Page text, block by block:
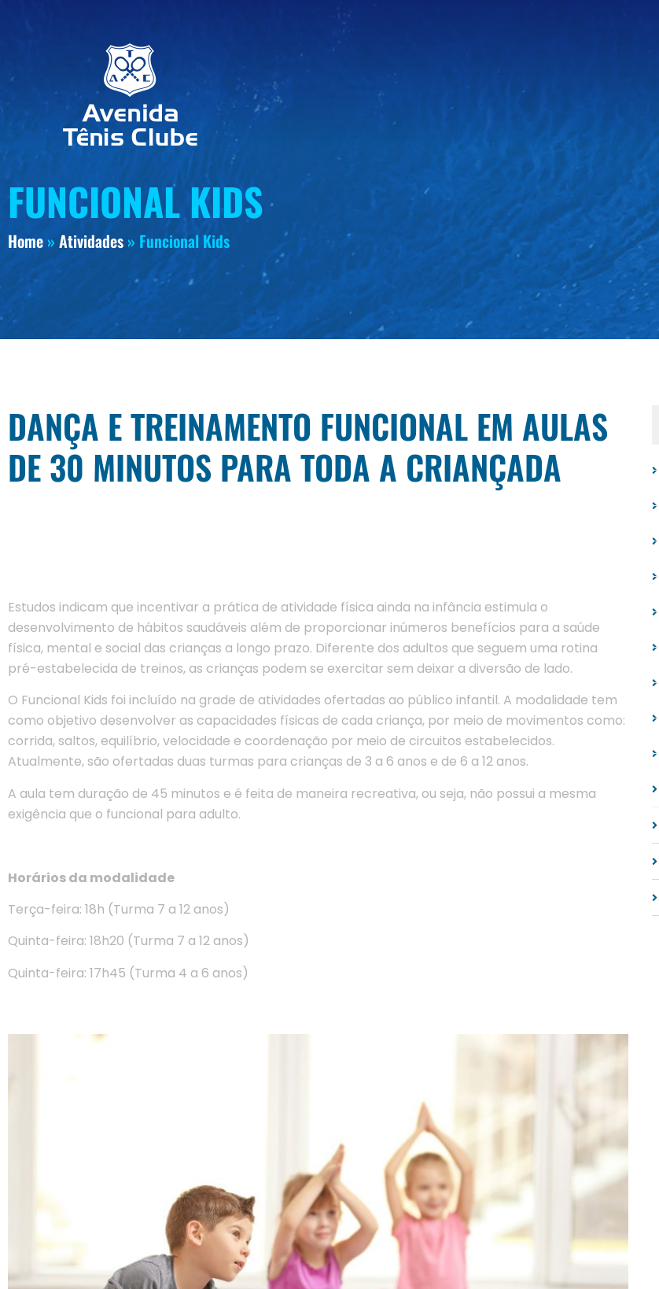
FUNCIONAL KIDS
Home » Atividades » Funcional Kids
DANÇA E TREINAMENTO FUNCIONAL EM AULAS
DE 30 MINUTOS PARA TODA A CRIANÇADA
Estudos indicam que incentivar a prática de atividade física ainda na infância estimula o
desenvolvimento de hábitos saudáveis além de proporcionar inúmeros benefícios para a saúde
física, mental e social das crianças a longo prazo. Diferente dos adultos que seguem uma rotina
pré-estabelecida de treinos, as crianças podem se exercitar sem deixar a diversão de lado.
O Funcional Kids foi incluído na grade de atividades ofertadas ao público infantil. A modalidade tem
como objetivo desenvolver as capacidades físicas de cada criança, por meio de movimentos como:
corrida, saltos, equilíbrio, velocidade e coordenação por meio de circuitos estabelecidos.
Atualmente, são ofertadas duas turmas para crianças de 3 a 6 anos e de 6 a 12 anos.
A aula tem duração de 45 minutos e é feita de maneira recreativa, ou seja, não possui a mesma
exigência que o funcional para adulto.
Horários da modalidade
Terça-feira: 18h (Turma 7 a 12 anos)
Quinta-feira: 18h20 (Turma 7 a 12 anos)
Quinta-feira: 17h45 (Turma 4 a 6 anos)